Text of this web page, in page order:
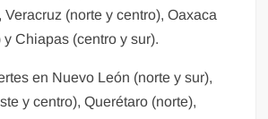
Veracruz (norte y centro), Oaxaca
y Chiapas (centro y sur).
en Nuevo León (norte y sur),
y centro), Querétaro (norte),